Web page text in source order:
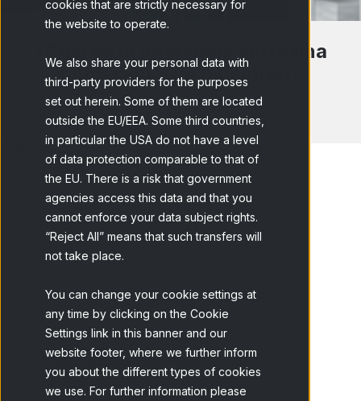
cookies that are strictly necessary for
the website to operate.
We also share your personal data with
third-party providers for the purposes
set out herein. Some of them are located
outside the EU/EEA. Some third countries,
in particular the USA do not have a level
of data protection comparable to that of
the EU. There is a risk that government
agencies access this data and that you
cannot enforce your data subject rights.
“Reject All” means that such transfers will
not take place.
You can change your cookie settings at
any time by clicking on the Cookie
Settings link in this banner and our
website footer, where we further inform
you about the different types of cookies
we use. For further information please
¿Cúal es la diferencia entre una
población y un muestreo?
Home Blog ¿Cúal es la...
Tabla de contenidos
¿Qué es la población en estadística?